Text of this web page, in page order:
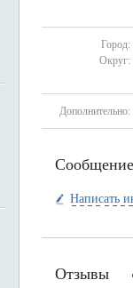
Город:
Округ:
Дополнительно:
Сообщение
Написать
Отзывы